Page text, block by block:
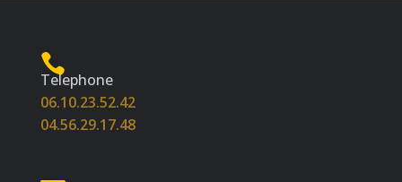
Telephone
06.10.23.52.42
04.56.29.17.48